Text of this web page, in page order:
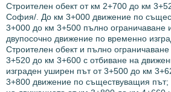
Строителен обект от км 2+700 до км
София/. До км 3+000 движение по
3+000 до км 3+500 пълно ограничаване
двупосочно движение по временно
Строителен обект и пълно
3+520 до км 3+600 с отбиване на
изграден уширен път от 3+500 до км
3+800 движение по съществуващия